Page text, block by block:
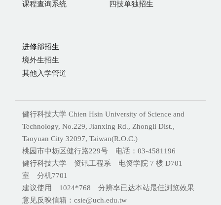
课程查询系统
四技单独招生
进修部招生
境外生招生
其他入学管道
健行科技大学 Chien Hsin University of Science and
Technology, No.229, Jianxing Rd., Zhongli Dist.,
Taoyuan City 32097, Taiwan(R.O.C.)
桃园市中坜区健行路229号 电话：03-4581196
健行科技大学 资讯工程系 电资学院 7 楼 D701
室 分机7701
建议使用 1024*768 分辨率已达本站最佳浏览效果
意见反映信箱：csie@uch.edu.tw